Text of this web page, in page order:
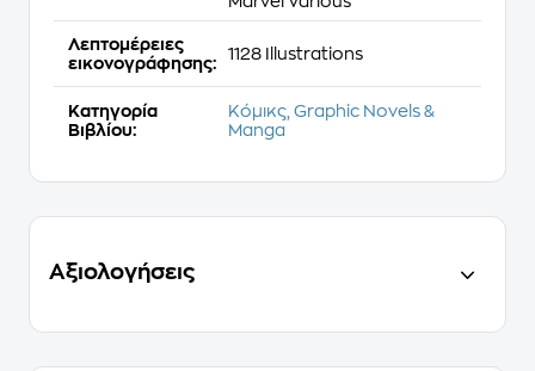
Λεπτομέρειες
εικονογράφησης:
1128 Illustrations
Κατηγορία
Βιβλίου:
Κόμικς, Graphic Novels &
Manga
Αξιολογήσεις